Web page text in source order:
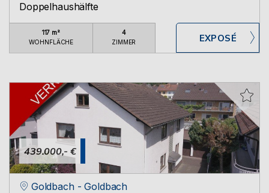
Doppelhaushälfte
117 m²
WOHNFLÄCHE
4
ZIMMER
439.000,- €
Goldbach - Goldbach